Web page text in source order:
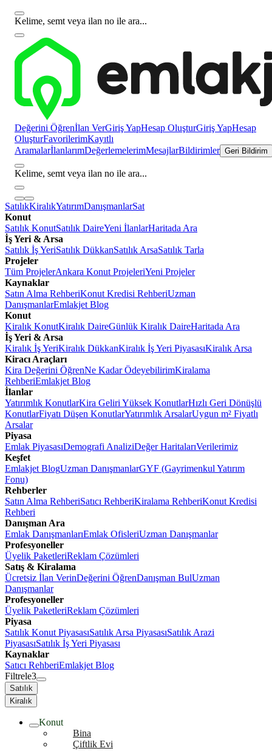
Kelime, semt veya ilan no ile ara...
Değerini Öğrenİlan VerGiriş YapHesap OluşturGiriş YapHesap
OluşturFavorilerimKayıtlı
AramalarİlanlarımDeğerlemelerimMesajlarBildirimler Geri Bildirim
Kelime, semt veya ilan no ile ara...
SatılıkKiralıkYatırımDanışmanlarSat
Konut
Satılık KonutSatılık DaireYeni İlanlarHaritada Ara
İş Yeri & Arsa
Satılık İş YeriSatılık DükkanSatılık ArsaSatılık Tarla
Projeler
Tüm ProjelerAnkara Konut ProjeleriYeni Projeler
Kaynaklar
Satın Alma RehberiKonut Kredisi RehberiUzman
DanışmanlarEmlakjet Blog
Konut
Kiralık KonutKiralık DaireGünlük Kiralık DaireHaritada Ara
İş Yeri & Arsa
Kiralık İş YeriKiralık DükkanKiralık İş Yeri PiyasasıKiralık Arsa
Kiracı Araçları
Kira Değerini ÖğrenNe Kadar ÖdeyebilirimKiralama
RehberiEmlakjet Blog
İlanlar
Yatırımlık KonutlarKira Geliri Yüksek KonutlarHızlı Geri Dönüşlü
KonutlarFiyatı Düşen KonutlarYatırımlık ArsalarUygun m² Fiyatlı
Arsalar
Piyasa
Emlak PiyasasıDemografi AnaliziDeğer HaritalarıVerilerimiz
Keşfet
Emlakjet BlogUzman DanışmanlarGYF (Gayrimenkul Yatırım
Fonu)
Rehberler
Satın Alma RehberiSatıcı RehberiKiralama RehberiKonut Kredisi
Rehberi
Danışman Ara
Emlak DanışmanlarıEmlak OfisleriUzman Danışmanlar
Profesyoneller
Üyelik PaketleriReklam Çözümleri
Satış & Kiralama
Ücretsiz İlan VerinDeğerini ÖğrenDanışman BulUzman
Danışmanlar
Profesyoneller
Üyelik PaketleriReklam Çözümleri
Piyasa
Satılık Konut PiyasasıSatılık Arsa PiyasasıSatılık Arazi
PiyasasıSatılık İş Yeri Piyasası
Kaynaklar
Satıcı RehberiEmlakjet Blog
Filtrele3
Satılık
Kiralık
Konut
Bina
Çiftlik Evi